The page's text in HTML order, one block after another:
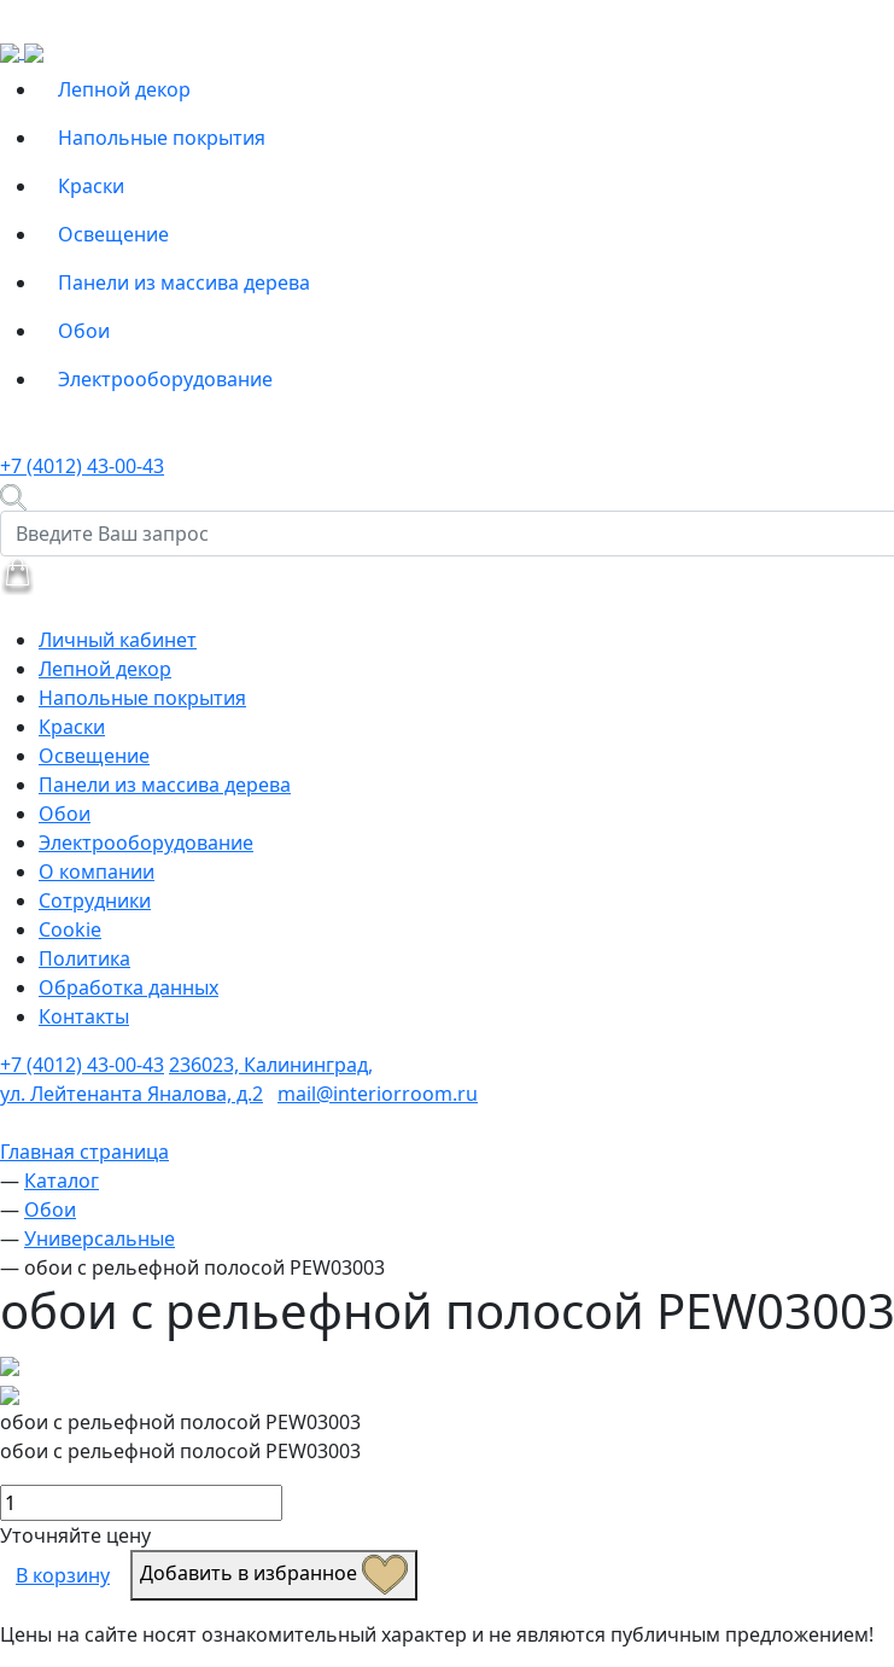
Лепной декор
Напольные покрытия
Краски
Освещение
Панели из массива дерева
Обои
Электрооборудование
+7 (4012) 43-00-43
Личный кабинет
Лепной декор
Напольные покрытия
Краски
Освещение
Панели из массива дерева
Обои
Электрооборудование
О компании
Сотрудники
Cookie
Политика
Обработка данных
Контакты
+7 (4012) 43-00-43236023, Калининград,
ул. Лейтенанта Яналова, д.2 mail@interiorroom.ru
Главная страница
— Каталог
— Обои
—Универсальные
— обои с рельефной полосой PEW03003
обои с рельефной полосой PEW03003
обои с рельефной полосой PEW03003
обои с рельефной полосой PEW03003
Уточняйте цену
В корзину
Добавить в избранное
Цены на сайте носят ознакомительный характер и не являются публичным предложением!